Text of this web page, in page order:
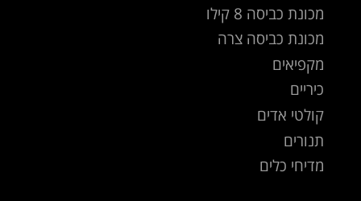
מכונת כביסה 8 קילו
מכונת כביסה צרה
מקפיאים
כיריים
קולטי אדים
תנורים
מדיחי כלים